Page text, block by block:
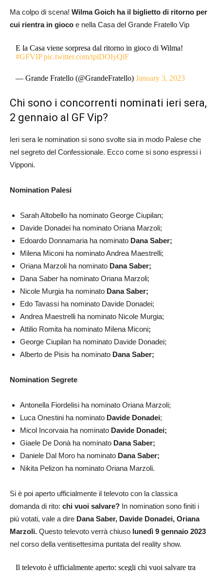
Ma colpo di scena! Wilma Goich ha il biglietto di ritorno per
cui rientra in gioco e nella Casa del Grande Fratello Vip
E la Casa viene sorpresa dal ritorno in gioco di Wilma!
#GFVIP pic.twitter.com/tpiDOIyQlF
— Grande Fratello (@GrandeFratello)January 3, 2023
Chi sono i concorrenti nominati ieri sera,
2 gennaio al GF Vip?
Ieri sera le nomination si sono svolte sia in modo Palese che
nel segreto del Confessionale. Ecco come si sono espressi i
Vipponi.
Nomination Palesi
Sarah Altobello ha nominato George Ciupilan;
Davide Donadei ha nominato Oriana Marzoli;
Edoardo Donnamaria ha nominato Dana Saber;
Milena Miconi ha nominato Andrea Maestrelli;
Oriana Marzoli ha nominato Dana Saber;
Dana Saber ha nominato Oriana Marzoli;
Nicole Murgia ha nominato Dana Saber;
Edo Tavassi ha nominato Davide Donadei;
Andrea Maestrelli ha nominato Nicole Murgia;
Attilio Romita ha nominato Milena Miconi;
George Ciupilan ha nominato Davide Donadei;
Alberto de Pisis ha nominato Dana Saber;
Nomination Segrete
Antonella Fiordelisi ha nominato Oriana Marzoli;
Luca Onestini ha nominato Davide Donadei;
Micol Incorvaia ha nominato Davide Donadei;
Giaele De Donà ha nominato Dana Saber;
Daniele Dal Moro ha nominato Dana Saber;
Nikita Pelizon ha nominato Oriana Marzoli.
Si è poi aperto ufficialmente il televoto con la classica
domanda di rito: chi vuoi salvare? In nomination sono finiti i
più votati, vale a dire Dana Saber, Davide Donadei, Oriana
Marzoli. Questo televoto verrà chiuso lunedì 9 gennaio 2023
nel corso della ventisettesima puntata del reality show.
Il televoto è ufficialmente aperto: scegli chi vuoi salvare tra